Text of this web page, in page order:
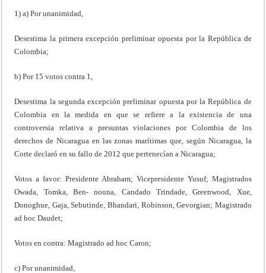
1) a) Por unanimidad,
Desestima la primera excepción preliminar opuesta por la República de
Colombia;
b) Por 15 votos contra 1,
Desestima la segunda excepción preliminar opuesta por la República de
Colombia en la medida en que se refiere a la existencia de una
controversia relativa a presuntas violaciones por Colombia de los
derechos de Nicaragua en las zonas marítimas que, según Nicaragua, la
Corte declaró en su fallo de 2012 que pertenecían a Nicaragua;
Votos a favor: Presidente Abraham; Vicepresidente Yusuf; Magistrados
Owada, Tomka, Ben- nouna, Candado Trindade, Greenwood, Xue,
Donoghue, Gaja, Sebutinde, Bhandari, Robinson, Gevorgian; Magistrado
ad hoc Daudet;
Votos en contra: Magistrado ad hoc Caron;
c) Por unanimidad,